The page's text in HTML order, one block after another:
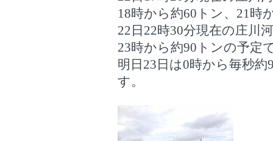
18時から約60トン、21時
22日22時30分現在の庄川
23時から約90トンの予定
明日23日は0時から毎秒
す。